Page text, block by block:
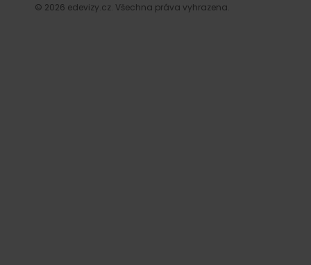
© 2026 edevizy.cz. Všechna práva vyhrazena.